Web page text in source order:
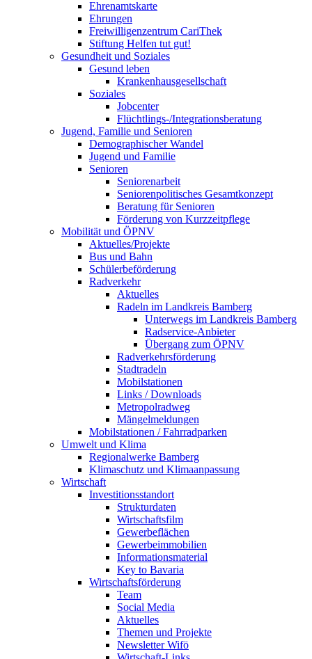
Ehrenamtskarte
Ehrungen
Freiwilligenzentrum CariThek
Stiftung Helfen tut gut!
Gesundheit und Soziales
Gesund leben
Krankenhausgesellschaft
Soziales
Jobcenter
Flüchtlings-/Integrationsberatung
Jugend, Familie und Senioren
Demographischer Wandel
Jugend und Familie
Senioren
Seniorenarbeit
Seniorenpolitisches Gesamtkonzept
Beratung für Senioren
Förderung von Kurzzeitpflege
Mobilität und ÖPNV
Aktuelles/Projekte
Bus und Bahn
Schülerbeförderung
Radverkehr
Aktuelles
Radeln im Landkreis Bamberg
Unterwegs im Landkreis Bamberg
Radservice-Anbieter
Übergang zum ÖPNV
Radverkehrsförderung
Stadtradeln
Mobilstationen
Links / Downloads
Metropolradweg
Mängelmeldungen
Mobilstationen / Fahrradparken
Umwelt und Klima
Regionalwerke Bamberg
Klimaschutz und Klimaanpassung
Wirtschaft
Investitionsstandort
Strukturdaten
Wirtschaftsfilm
Gewerbeflächen
Gewerbeimmobilien
Informationsmaterial
Key to Bavaria
Wirtschaftsförderung
Team
Social Media
Aktuelles
Themen und Projekte
Newsletter Wifö